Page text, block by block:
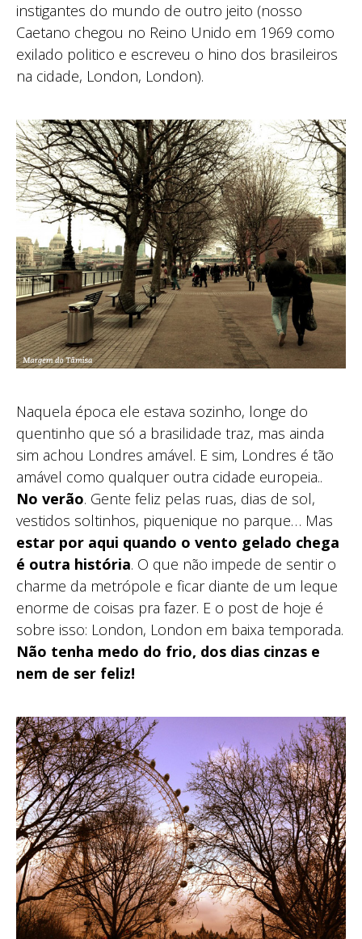
instigantes do mundo de outro jeito (nosso
Caetano chegou no Reino Unido em 1969 como
exilado politico e escreveu o hino dos brasileiros
na cidade, London, London).
Naquela época ele estava sozinho, longe do
quentinho que só a brasilidade traz, mas ainda
sim achou Londres amável. E sim, Londres é tão
amável como qualquer outra cidade europeia..
No verão. Gente feliz pelas ruas, dias de sol,
vestidos soltinhos, piquenique no parque… Mas
estar por aqui quando o vento gelado chega
é outra história. O que não impede de sentir o
charme da metrópole e ficar diante de um leque
enorme de coisas pra fazer. E o post de hoje é
sobre isso: London, London em baixa temporada.
Não tenha medo do frio, dos dias cinzas e
nem de ser feliz!